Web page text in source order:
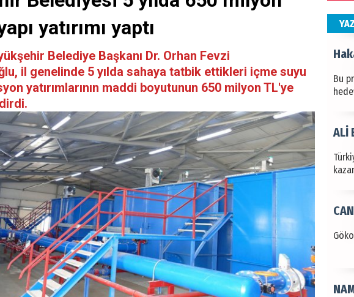
yatırımı yaptı
Belediye Başkanı Dr. Orhan Fevzi
il genelinde 5 yılda sahaya tatbik ettikleri içme suyu
yatırımlarının maddi boyutunun 650 milyon TL'ye
Bu
ALİ